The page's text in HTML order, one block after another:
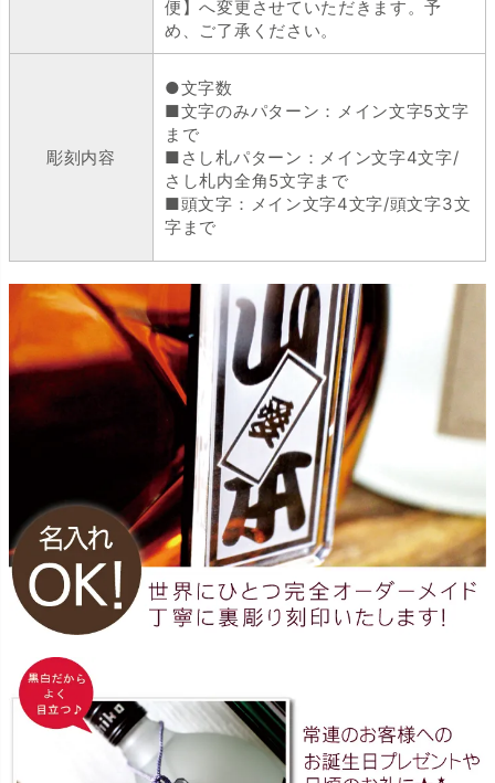
便】へ変更させていただきます。予
め、ご了承ください。
彫刻内容
●文字数
■文字のみパターン：メイン文字5文字
まで
■さし札パターン：メイン文字4文字/
さし札内全角5文字まで
■頭文字：メイン文字4文字/頭文字3文
字まで